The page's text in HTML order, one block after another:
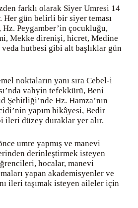
farklı olarak Siyer Umresi 14
Her gün belirli bir siyer teması
Peygamber’in çocukluğu,
Mekke direnişi, hicret, Medine
hutbesi gibi alt başlıklar gün
noktaların yanı sıra Cebel-i
vahyin tefekkürü, Beni
Şehitliği’nde Hz. Hamza’nın
yapım hikâyesi, Bedir
ileri düzey duraklar yer alır.
umre yapmış ve manevi
derinleştirmek isteyen
hocalar, manevi
yapan akademisyenler ve
ileri taşımak isteyen aileler için